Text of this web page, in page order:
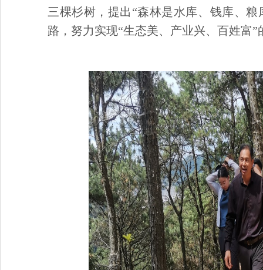
三棵杉树，提出“森林是水库、钱库、
路，努力实现“生态美、产业兴、百姓富